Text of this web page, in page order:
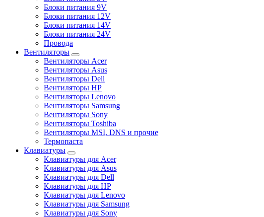
Блоки питания 9V
Блоки питания 12V
Блоки питания 14V
Блоки питания 24V
Провода
Вентиляторы
Вентиляторы Acer
Вентиляторы Asus
Вентиляторы Dell
Вентиляторы HP
Вентиляторы Lenovo
Вентиляторы Samsung
Вентиляторы Sony
Вентиляторы Toshiba
Вентиляторы MSI, DNS и прочие
Термопаста
Клавиатуры
Клавиатуры для Acer
Клавиатуры для Asus
Клавиатуры для Dell
Клавиатуры для HP
Клавиатуры для Lenovo
Клавиатуры для Samsung
Клавиатуры для Sony